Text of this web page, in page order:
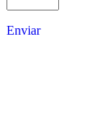
Enviar